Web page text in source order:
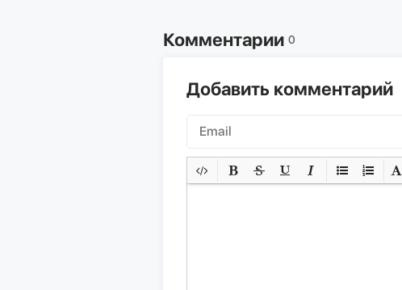
Комментарии 0
Добавить комментарий